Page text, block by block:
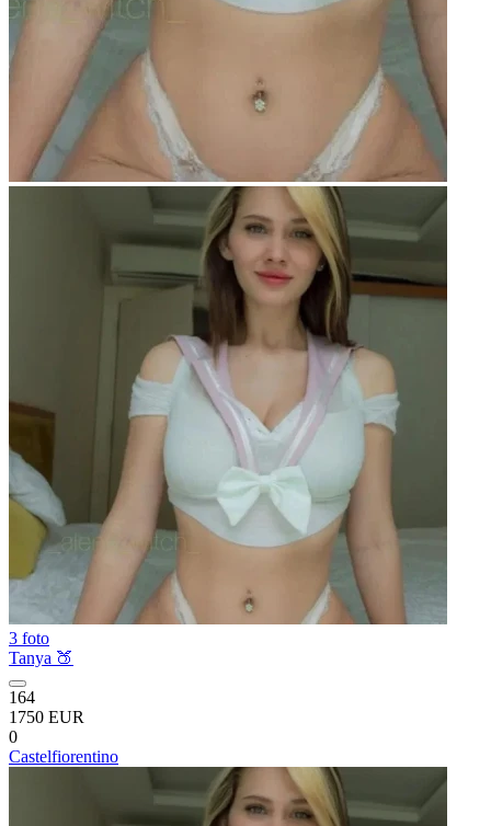
3 foto
Tanya 🍑
164
1750 EUR
0
Castelfiorentino